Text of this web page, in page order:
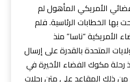
الأمريكي المأهول لم
بها الخطابات الرئاسية. فلم
الأمريكية “ناسا” منذ
المتحدة بالقدرة على إرسال
رحلة مكوك الفضاء الأخيرة في
بدلاً من ذلك المقاعد على متن رحلات